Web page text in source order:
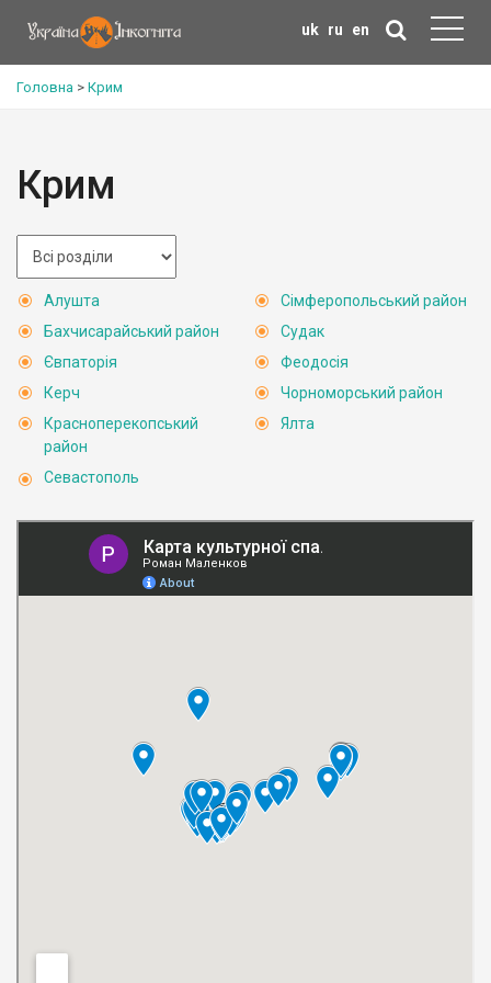
uk ru en
Головна > Крим
Крим
Алушта
Бахчисарайський район
Євпаторія
Керч
Красноперекопський
район
Севастополь
Сімферопольський район
Судак
Феодосія
Чорноморський район
Ялта